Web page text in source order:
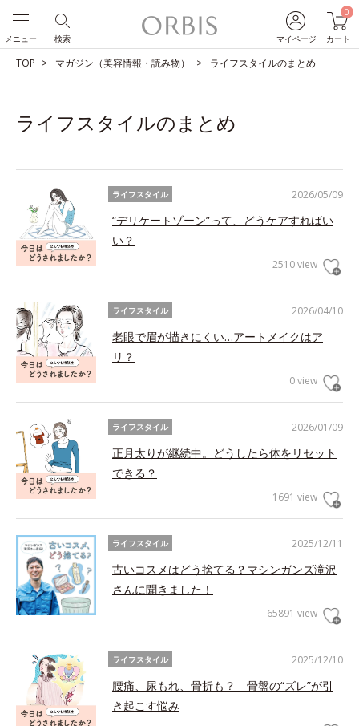
マイページ
0
カート
検索
メニュー
TOP マガジン（美容情報・読み物） ライフスタイルのまとめ
ライフスタイルのまとめ
2026/05/09
ライフスタイル
“デリケートゾーン”って、どうケアすればい
い？
2510 view
2026/04/10
ライフスタイル
老眼で眉が描きにくい…アートメイクはア
リ？
0 view
2026/01/09
ライフスタイル
正月太りが継続中。どうしたら体をリセット
できる？
1691 view
2025/12/11
ライフスタイル
古いコスメはどう捨てる？マシンガンズ滝沢
さんに聞きました！
65891 view
2025/12/10
ライフスタイル
腰痛、尿もれ、骨折も？ 骨盤の“ズレ”が引
き起こす悩み